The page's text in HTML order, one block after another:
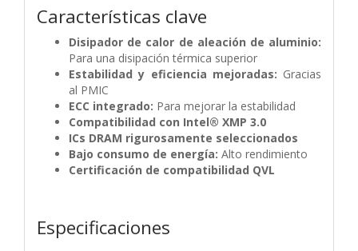
Características clave
Disipador de calor de aleación de aluminio:
Para una disipación térmica superior
Estabilidad y eficiencia mejoradas: Gracias
al PMIC
ECC integrado: Para mejorar la estabilidad
Compatibilidad con Intel® XMP 3.0
ICs DRAM rigurosamente seleccionados
Bajo consumo de energía: Alto rendimiento
Certificación de compatibilidad QVL
Especificaciones